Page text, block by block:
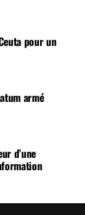
pour un
armé
d’une